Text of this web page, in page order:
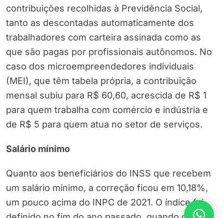
contribuições recolhidas à Previdência Social,
tanto as descontadas automaticamente dos
trabalhadores com carteira assinada como as
que são pagas por profissionais autônomos. No
caso dos microempreendedores individuais
(MEI), que têm tabela própria, a contribuição
mensal subiu para R$ 60,60, acrescida de R$ 1
para quem trabalha com comércio e indústria e
de R$ 5 para quem atua no setor de serviços.
Salário mínimo
Quanto aos beneficiários do INSS que recebem
um salário mínimo, a correção ficou em 10,18%,
um pouco acima do INPC de 2021. O índice foi